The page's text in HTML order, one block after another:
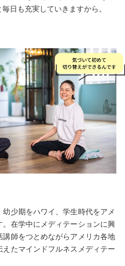
日も充実していきますから。
幼少期をハワイ、学生時代をアメ
。在学中にメディテーションに興
師をつとめながらアメリカ各地
たマインドフルネスメディテー